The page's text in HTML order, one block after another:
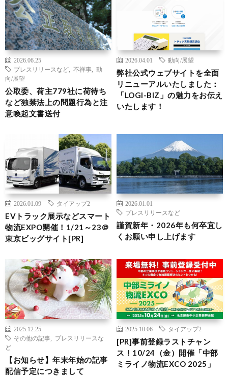
2026.06.25
プレスリリースなど
不祥事
動
向/展望
公取委、荷主779社に荷待ち
など独禁法上の問題行為と注
意喚起文書送付
2026.04.01 動向/展望
弊社公式ウェブサイトを全面
リニューアルいたしました：
「LOGI-BIZ」の魅力をお伝え
いたします！
2026.01.09 タイアップ2
EVトラック展示などスマート
物流EXPO開催！1/21～23＠
東京ビッグサイト[PR]
2026.01.01
プレスリリースなど
謹賀新年・2026年も何卒宜し
くお願い申し上げます
2025.12.25
その他の記事
プレスリリースな
ど
【お知らせ】年末年始の記事
配信予定につきまして
2025.10.06 タイアップ2
[PR]事前登録ラストチャン
ス！10/24（金）開催「中部
ミライノ物流EXCO 2025」